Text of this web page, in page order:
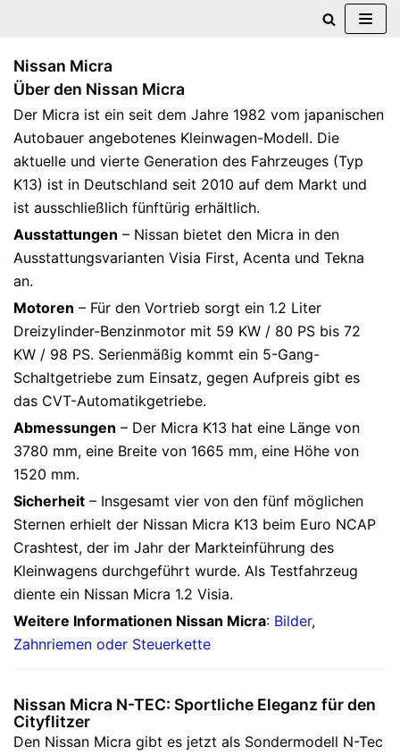
Inhalt
springen
Nissan Micra
Über den Nissan Micra
Der Micra ist ein seit dem Jahre 1982 vom japanischen
Autobauer angebotenes Kleinwagen-Modell. Die
aktuelle und vierte Generation des Fahrzeuges (Typ
K13) ist in Deutschland seit 2010 auf dem Markt und
ist ausschließlich fünftürig erhältlich.
Ausstattungen – Nissan bietet den Micra in den
Ausstattungsvarianten Visia First, Acenta und Tekna
an.
Motoren – Für den Vortrieb sorgt ein 1.2 Liter
Dreizylinder-Benzinmotor mit 59 KW / 80 PS bis 72
KW / 98 PS. Serienmäßig kommt ein 5-Gang-
Schaltgetriebe zum Einsatz, gegen Aufpreis gibt es
das CVT-Automatikgetriebe.
Abmessungen – Der Micra K13 hat eine Länge von
3780 mm, eine Breite von 1665 mm, eine Höhe von
1520 mm.
Sicherheit – Insgesamt vier von den fünf möglichen
Sternen erhielt der Nissan Micra K13 beim Euro NCAP
Crashtest, der im Jahr der Markteinführung des
Kleinwagens durchgeführt wurde. Als Testfahrzeug
diente ein Nissan Micra 1.2 Visia.
Weitere Informationen Nissan Micra: Bilder,
Zahnriemen oder Steuerkette
Nissan Micra N-TEC: Sportliche Eleganz für den
Cityflitzer
Den Nissan Micra gibt es jetzt als Sondermodell N-Tec